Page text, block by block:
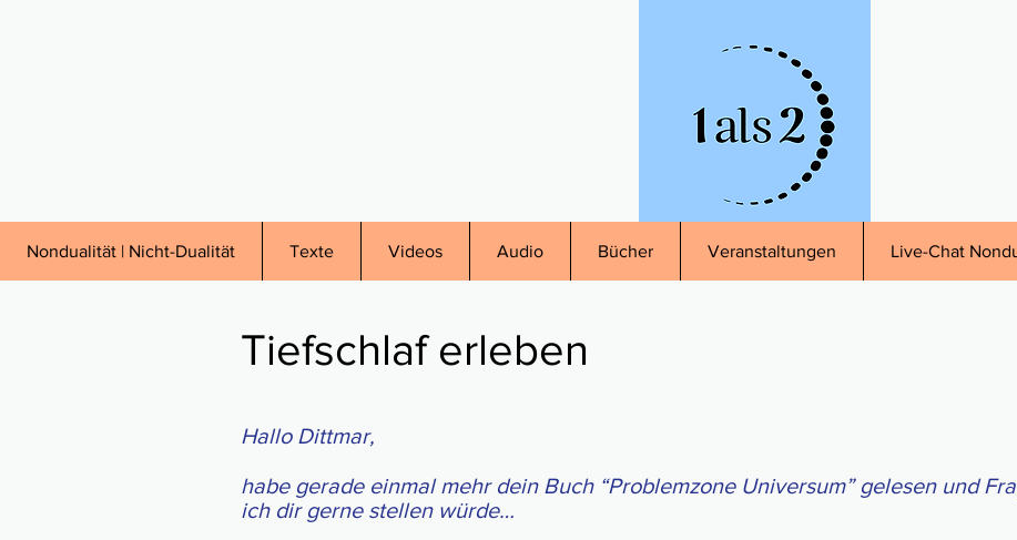
Tiefschlaf erleben
Hallo Dittmar,
habe gerade einmal mehr dein Buch “Problem­zone Uni­ver­sum” geles­en und
ich dir gerne stellen würde…
Nondualität | Nicht-Dualität Texte Videos Audio Bücher Veranstaltungen Live-Chat